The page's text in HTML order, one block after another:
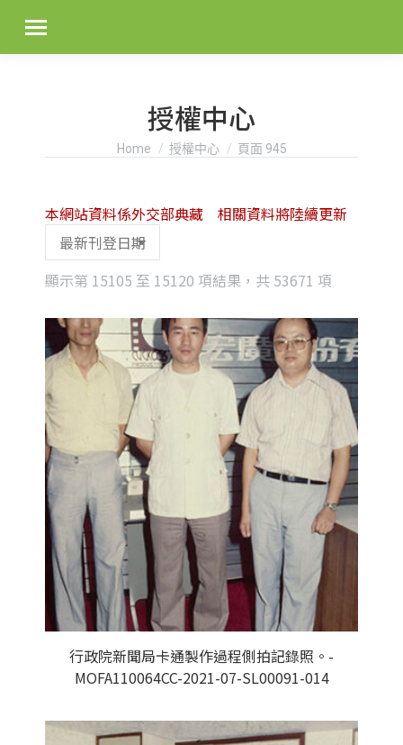
授權中心
You are here:
Home 授權中心 頁面 945
顯示第 15105 至 15120 項結果，共 53671 項
latest
本網站資料係外交部典藏 相關資料將陸續更新
行政院新聞局卡通製作過程側拍記錄照。-
MOFA110064CC-2021-07-SL00091-014